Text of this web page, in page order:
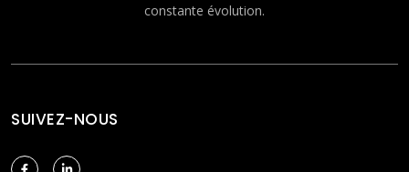
constante évolution.
SUIVEZ-NOUS